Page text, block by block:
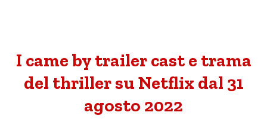
I came by trailer cast e trama
del thriller su Netflix dal 31
agosto 2022